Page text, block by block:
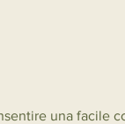
una facile